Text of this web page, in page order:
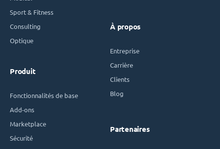
Sport & Fitness
Consulting
Optique
Produit
Fonctionnalités de base
Add-ons
Marketplace
Sécurité
À propos
Entreprise
Carrière
Clients
Blog
Partenaires